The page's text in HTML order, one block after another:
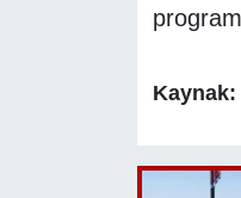
Kaynak: